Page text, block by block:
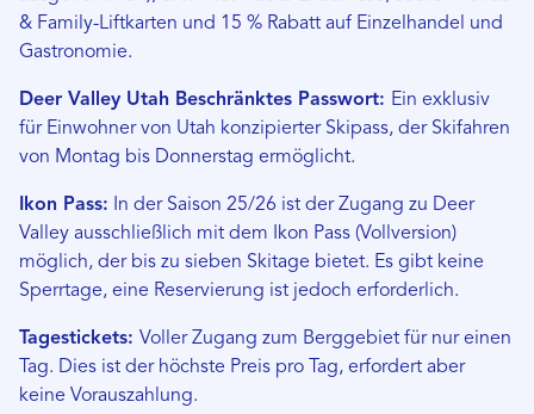
& Family-Liftkarten und 15 % Rabatt auf Einzelhandel und
Gastronomie.
Deer Valley Utah Beschränktes Passwort: Ein exklusiv
für Einwohner von Utah konzipierter Skipass, der Skifahren
von Montag bis Donnerstag ermöglicht.
Ikon Pass: In der Saison 25/26 ist der Zugang zu Deer
Valley ausschließlich mit dem Ikon Pass (Vollversion)
möglich, der bis zu sieben Skitage bietet. Es gibt keine
Sperrtage, eine Reservierung ist jedoch erforderlich.
Tagestickets: Voller Zugang zum Berggebiet für nur einen
Tag. Dies ist der höchste Preis pro Tag, erfordert aber
keine Vorauszahlung.